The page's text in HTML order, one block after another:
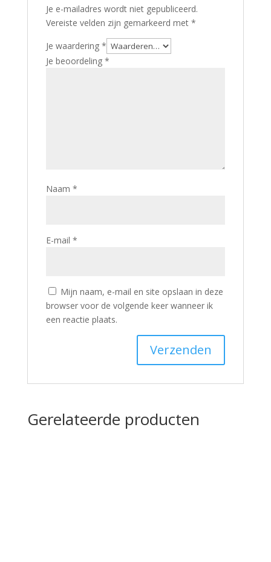
Je e-mailadres wordt niet gepubliceerd.
Vereiste velden zijn gemarkeerd met *
Je waardering *
Je beoordeling *
Naam *
E-mail *
Mijn naam, e-mail en site opslaan in deze
browser voor de volgende keer wanneer ik
een reactie plaats.
Gerelateerde producten